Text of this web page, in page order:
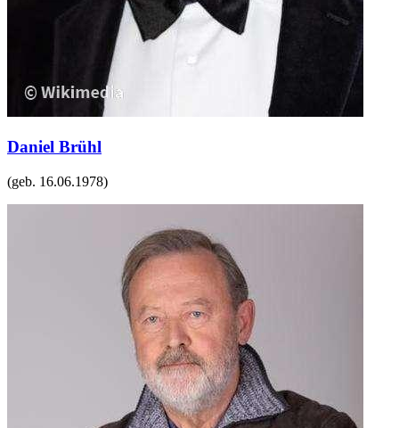
Daniel Brühl
(geb. 16.06.1978)